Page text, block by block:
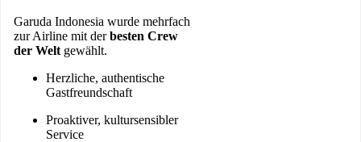
Garuda Indonesia wurde mehrfach
zur Airline mit derbesten Crew
der Welt gewählt.
Herzliche, authentische
Gastfreundschaft
Proaktiver, kultursensibler
Service